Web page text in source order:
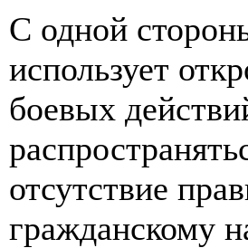
С одной
использует
боевых
отсутствие
гражданскому